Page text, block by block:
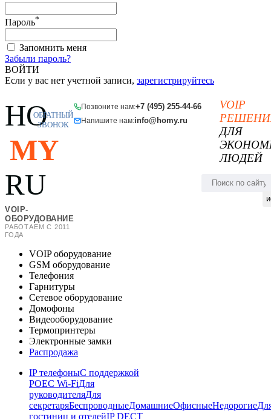
Пароль*
Запомнить меня
Забыли пароль?
ВОЙТИ
Если у вас нет учетной записи, зарегистрируйтесь
HO
MY
RU
VOIP-
ОБОРУДОВАНИЕ
РАБОТАЕМ С 2011
ГОДА
Позвоните нам:+7 (495) 255-44-66
Напишите нам:info@homy.ru
ОБРАТНЫЙ
ЗВОНОК
VOIP
ДЛЯ
ЛЮДЕЙ
VOIP оборудование
GSM оборудование
Телефония
Гарнитуры
Сетевое оборудование
Домофоны
Видеооборудование
Термопринтеры
Электронные замки
Распродажа
IP телефоныС поддержкой
POEC Wi-FiДля
руководителяДля
секретаряБеспроводныеДомашниеОфисныеНедорогие
гостиниц и отелейIP DECT